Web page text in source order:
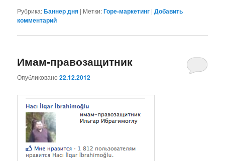
Рубрика:Баннер дня | Метки:Горе-маркетинг |Добавить
комментарий
Имам-правозащитник
Опубликовано22.12.2012